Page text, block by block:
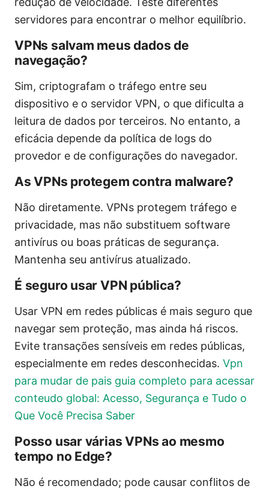
servidores para encontrar o melhor equilíbrio.
VPNs salvam meus dados de
navegação?
Sim, criptografam o tráfego entre seu
dispositivo e o servidor VPN, o que dificulta a
leitura de dados por terceiros. No entanto, a
eficácia depende da política de logs do
provedor e de configurações do navegador.
As VPNs protegem contra malware?
Não diretamente. VPNs protegem tráfego e
privacidade, mas não substituem software
antivírus ou boas práticas de segurança.
Mantenha seu antivírus atualizado.
É seguro usar VPN pública?
Usar VPN em redes públicas é mais seguro que
navegar sem proteção, mas ainda há riscos.
Evite transações sensíveis em redes públicas,
especialmente em redes desconhecidas. Vpn
para mudar de pais guia completo para acessar
conteudo global: Acesso, Segurança e Tudo o
Que Você Precisa Saber
Posso usar várias VPNs ao mesmo
tempo no Edge?
Não é recomendado; pode causar conflitos de